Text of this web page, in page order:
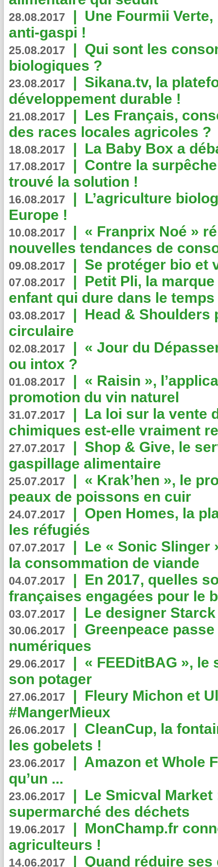
28.08.2017 | Une Fourmii
anti-gaspi !
25.08.2017 | Qui sont les
biologiques ?
23.08.2017 | Sikana.tv, la
développement durable !
21.08.2017 | Les Français,
des races locales agricoles ?
18.08.2017 | La Baby Box a
17.08.2017 | Contre la
trouvé la solution !
16.08.2017 | L’agriculture
Europe !
10.08.2017 | « Franprix Noé »
nouvelles tendances de
09.08.2017 | Se protéger bio et
07.08.2017 | Petit Pli, la
enfant qui dure dans le temps
03.08.2017 | Head & Shoulders
circulaire
02.08.2017 | « Jour du
ou intox ?
01.08.2017 | « Raisin »,
promotion du vin naturel
31.07.2017 | La loi sur la vente
chimiques est-elle vraiment
27.07.2017 | Shop & Give, le
gaspillage alimentaire
25.07.2017 | « Krak’hen », le
peaux de poissons en cuir
24.07.2017 | Open Homes, la
les réfugiés
07.07.2017 | Le « Sonic Slinger
la consommation de viande
04.07.2017 | En 2017, quelles
françaises engagées pour le
03.07.2017 | Le designer
30.06.2017 | Greenpeace
numériques
29.06.2017 | « FEEDitBAG », le
son potager
27.06.2017 | Fleury Michon et
#MangerMieux
26.06.2017 | CleanCup, la
les gobelets !
23.06.2017 | Amazon et Whole
qu’un ...
23.06.2017 | Le Smicval
supermarché des déchets
19.06.2017 | MonChamp.fr
agriculteurs !
14.06.2017 | Quand réduire